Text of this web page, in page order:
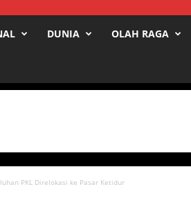
DUNIA OLAH RAGA
PKL Direlokasi ke Pasar Ketidur